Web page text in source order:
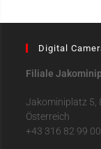
Digital
Filiale
Jakominiplatz 5,
Österreich
+43 316 82 99 00